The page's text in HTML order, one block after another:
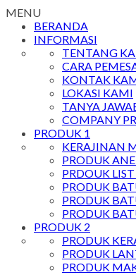
MENU
BERANDA
INFORMASI
TENTANG
CARA
KONTAK
LOKASI KAMI
TANYA
COMPANY
PRODUK 1
KERAJINAN
PRODUK
PRDOUK
PRODUK
PRODUK
PRODUK
PRODUK 2
PRODUK
PRODUK
PRODUK